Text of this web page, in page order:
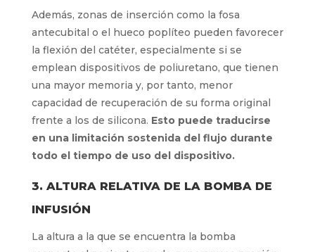
Además, zonas de inserción como la fosa
antecubital o el hueco poplíteo pueden favorecer
la flexión del catéter, especialmente si se
emplean dispositivos de poliuretano, que tienen
una mayor memoria y, por tanto, menor
capacidad de recuperación de su forma original
frente a los de silicona. Esto puede traducirse
en una limitación sostenida del flujo durante
todo el tiempo de uso del dispositivo.
3. ALTURA RELATIVA DE LA BOMBA DE
INFUSIÓN
La altura a la que se encuentra la bomba